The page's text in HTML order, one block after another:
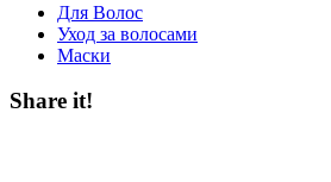
Для Волос
Уход за волосами
Маски
Share it!